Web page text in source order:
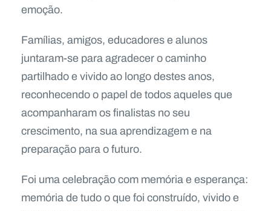
emoção.
Famílias, amigos, educadores e alunos
juntaram-se para agradecer o caminho
partilhado e vivido ao longo destes anos,
reconhecendo o papel de todos aqueles que
acompanharam os finalistas no seu
crescimento, na sua aprendizagem e na
preparação para o futuro.
Foi uma celebração com memória e esperança:
memória de tudo o que foi construído, vivido e